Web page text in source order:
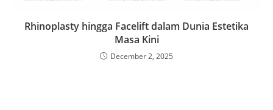
Rhinoplasty hingga Facelift dalam Dunia Estetika
Masa Kini
December 2, 2025